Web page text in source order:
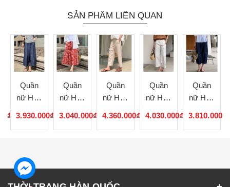
SẢN PHẨM LIÊN QUAN
Quần
nữ Hàn
3.930.000₫
Quần
nữ Hàn
3.040.000₫
Quần
nữ Hàn
4.360.000₫
Quần
nữ Hàn
4.030.000₫
Quần
nữ Hàn
3.810.000₫